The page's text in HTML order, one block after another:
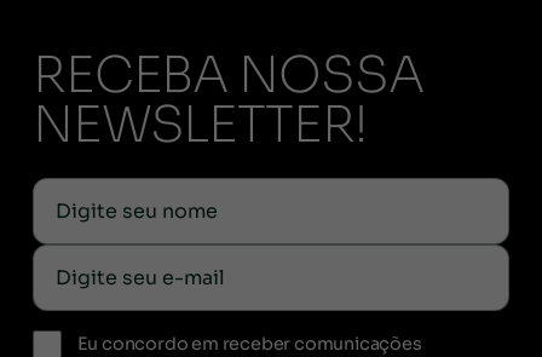
RECEBA NOSSA
NEWSLETTER!
Eu concordo em receber comunicações